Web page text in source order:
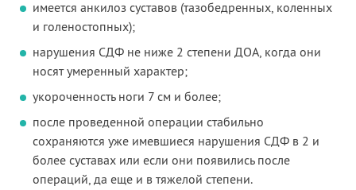
имеется анкилоз суставов (тазобедренных, коленных
и голеностопных);
нарушения СДФ не ниже 2 степени ДОА, когда они
носят умеренный характер;
укороченность ноги 7 см и более;
после проведенной операции стабильно
сохраняются уже имевшиеся нарушения СДФ в 2 и
более суставах или если они появились после
операций, да еще и в тяжелой степени.